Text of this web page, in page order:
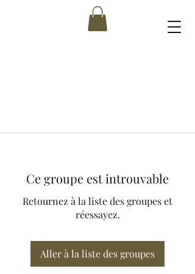
Ce groupe est introuvable
Retournez à la liste des groupes et
réessayez.
Aller à la liste des groupes